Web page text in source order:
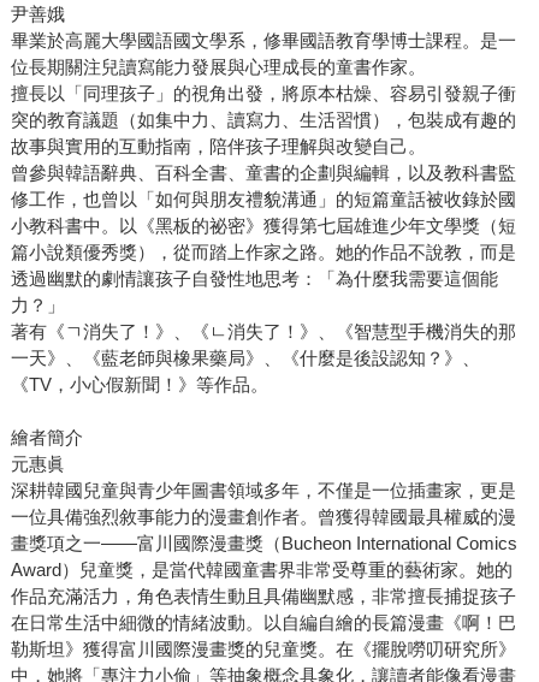
尹善娥
畢業於高麗大學國語國文學系，修畢國語教育學博士課程。是一
位長期關注兒讀寫能力發展與心理成長的童書作家。
擅長以「同理孩子」的視角出發，將原本枯燥、容易引發親子衝
突的教育議題（如集中力、讀寫力、生活習慣），包裝成有趣的
故事與實用的互動指南，陪伴孩子理解與改變自己。
曾參與韓語辭典、百科全書、童書的企劃與編輯，以及教科書監
修工作，也曾以「如何與朋友禮貌溝通」的短篇童話被收錄於國
小教科書中。以《黑板的祕密》獲得第七屆雄進少年文學獎（短
篇小說類優秀獎），從而踏上作家之路。她的作品不說教，而是
透過幽默的劇情讓孩子自發性地思考：「為什麼我需要這個能
力？」
著有《ㄱ消失了！》、《ㄴ消失了！》、《智慧型手機消失的那
一天》、《藍老師與橡果藥局》、《什麼是後設認知？》、
《TV，小心假新聞！》等作品。
繪者簡介
元惠眞
深耕韓國兒童與青少年圖書領域多年，不僅是一位插畫家，更是
一位具備強烈敘事能力的漫畫創作者。曾獲得韓國最具權威的漫
畫獎項之一——富川國際漫畫獎（Bucheon International Comics
Award）兒童獎，是當代韓國童書界非常受尊重的藝術家。她的
作品充滿活力，角色表情生動且具備幽默感，非常擅長捕捉孩子
在日常生活中細微的情緒波動。以自編自繪的長篇漫畫《啊！巴
勒斯坦》獲得富川國際漫畫獎的兒童獎。在《擺脫嘮叨研究所》
中，她將「專注力小偷」等抽象概念具象化，讓讀者能像看漫畫